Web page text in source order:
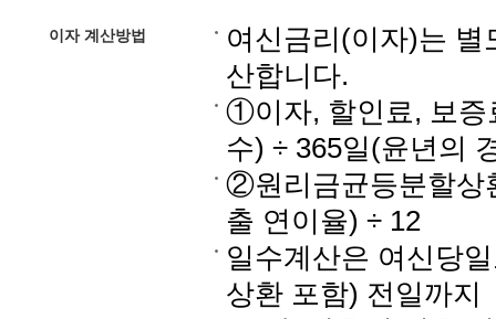
이자 계산방법
여신금리(이자)는 별
산합니다.
①이자, 할인료, 보증
수) ÷ 365일(윤년의
②원리금균등분할상
출 연이율) ÷ 12
일수계산은 여신당
상환 포함) 전일까지